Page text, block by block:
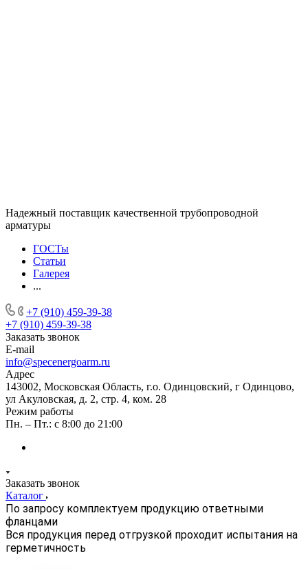
Надежный поставщик качественной трубопроводной
арматуры
ГОСТы
Статьи
Галерея
...
+7 (910) 459-39-38
+7 (910) 459-39-38
Заказать звонок
E-mail
info@specenergoarm.ru
Адрес
143002, Московская Область, г.о. Одинцовский, г Одинцово,
ул Акуловская, д. 2, стр. 4, ком. 28
Режим работы
Пн. – Пт.: с 8:00 до 21:00
Заказать звонок
Каталог
По запросу комплектуем продукцию ответными
фланцами
Вся продукция перед отгрузкой проходит испытания на
герметичность